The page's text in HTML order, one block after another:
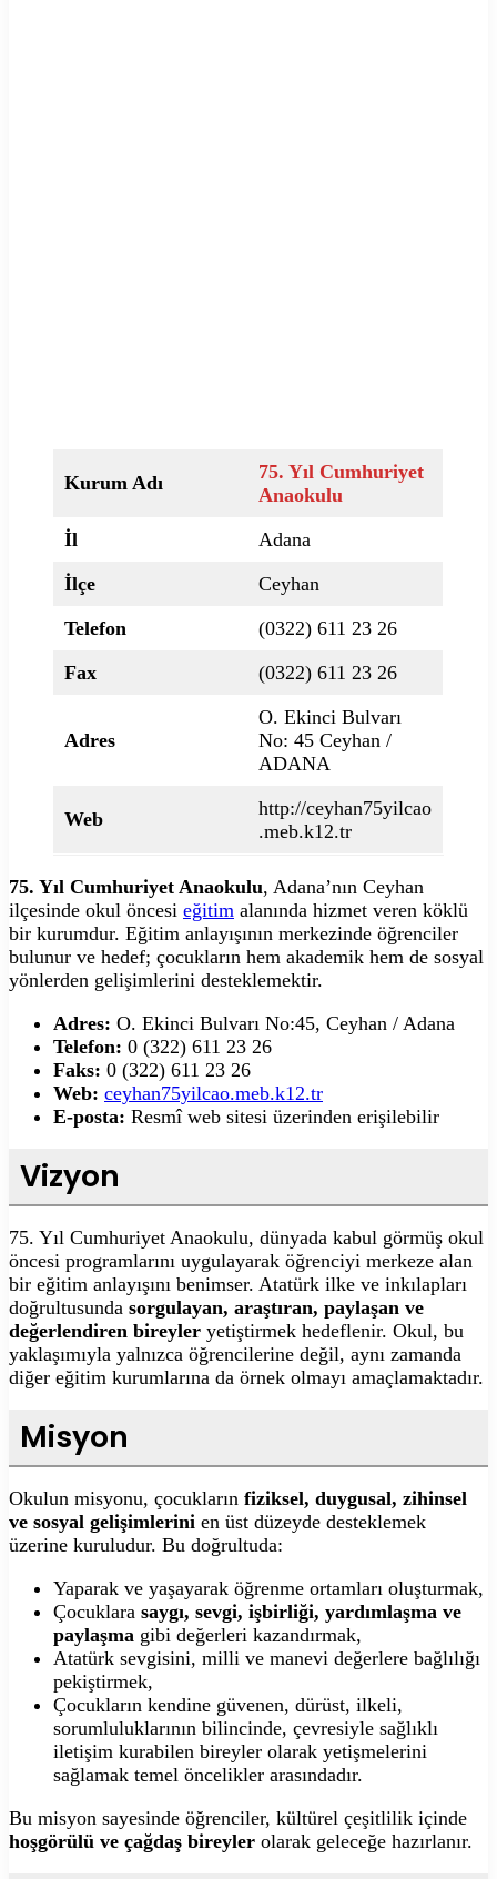
Kurum Adı
75. Yıl Cumhuriyet
Anaokulu
İl
Adana
İlçe
Ceyhan
Telefon
(0322) 611 23 26
Fax
(0322) 611 23 26
Adres
O. Ekinci Bulvarı
No: 45 Ceyhan /
ADANA
Web
http://ceyhan75yilcao
.meb.k12.tr
75. Yıl Cumhuriyet Anaokulu, Adana’nın Ceyhan
ilçesinde okul öncesi eğitim alanında hizmet veren köklü
bir kurumdur. Eğitim anlayışının merkezinde öğrenciler
bulunur ve hedef; çocukların hem akademik hem de sosyal
yönlerden gelişimlerini desteklemektir.
Adres: O. Ekinci Bulvarı No:45, Ceyhan / Adana
Telefon: 0 (322) 611 23 26
Faks: 0 (322) 611 23 26
Web: ceyhan75yilcao.meb.k12.tr
E-posta: Resmî web sitesi üzerinden erişilebilir
Vizyon
75. Yıl Cumhuriyet Anaokulu, dünyada kabul görmüş okul
öncesi programlarını uygulayarak öğrenciyi merkeze alan
bir eğitim anlayışını benimser. Atatürk ilke ve inkılapları
doğrultusunda sorgulayan, araştıran, paylaşan ve
değerlendiren bireyler yetiştirmek hedeflenir. Okul, bu
yaklaşımıyla yalnızca öğrencilerine değil, aynı zamanda
diğer eğitim kurumlarına da örnek olmayı amaçlamaktadır.
Misyon
Okulun misyonu, çocukların fiziksel, duygusal, zihinsel
ve sosyal gelişimlerini en üst düzeyde desteklemek
üzerine kuruludur. Bu doğrultuda:
Yaparak ve yaşayarak öğrenme ortamları oluşturmak,
Çocuklara saygı, sevgi, işbirliği, yardımlaşma ve
paylaşma gibi değerleri kazandırmak,
Atatürk sevgisini, milli ve manevi değerlere bağlılığı
pekiştirmek,
Çocukların kendine güvenen, dürüst, ilkeli,
sorumluluklarının bilincinde, çevresiyle sağlıklı
iletişim kurabilen bireyler olarak yetişmelerini
sağlamak temel öncelikler arasındadır.
Bu misyon sayesinde öğrenciler, kültürel çeşitlilik içinde
hoşgörülü ve çağdaş bireyler olarak geleceğe hazırlanır.